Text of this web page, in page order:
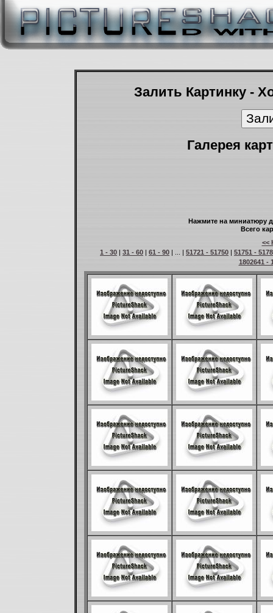
Залить Картинку -
Галерея
Нажмите на миниатюру
Всего
<<
1 - 30 | 31 - 60 | 61 - 90 | ... | 51721 - 51750 | 51751 -
1802641 -